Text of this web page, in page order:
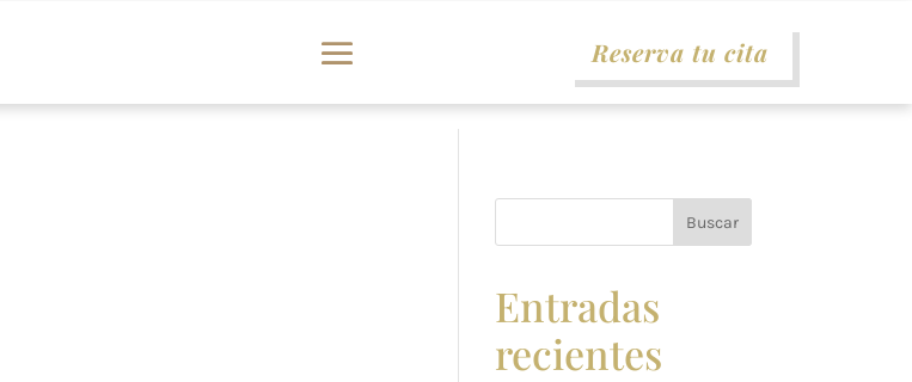
Reserva tu cita
Buscar
Entradas
recientes